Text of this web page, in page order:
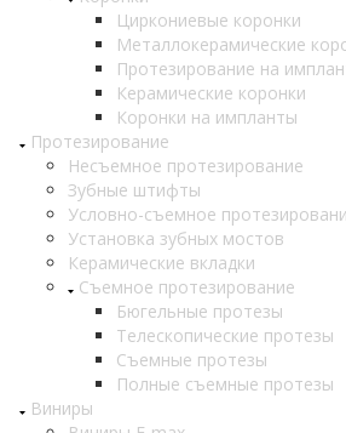
Циркониевые коронки
Металлокерамические
Протезирование на
Керамические коронки
Коронки на импланты
Протезирование
Несъемное протезирование
Зубные штифты
Условно-съемное
Установка зубных мостов
Керамические вкладки
Съемное протезирование
Бюгельные протезы
Телескопические протезы
Съемные протезы
Полные съемные протезы
Виниры